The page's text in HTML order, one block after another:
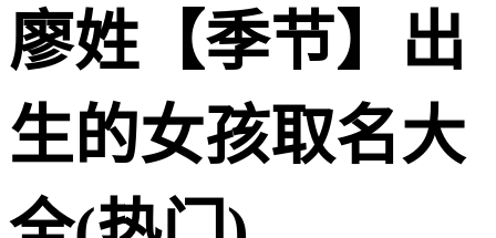
廖姓【季节】出
生的女孩取名大